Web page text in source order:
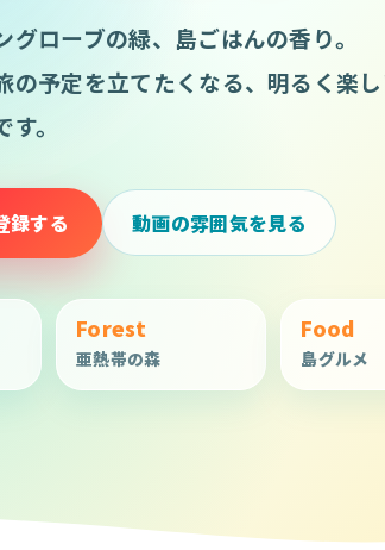
ローブの緑、島ごはんの香り。
の予定を立てたくなる、明るく楽
。
録する 動画の雰囲気を見る
Forest
亜熱帯の森
Food
島グルメ